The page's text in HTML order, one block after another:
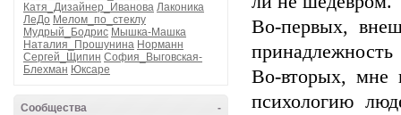
Катя_Дизайнер_Иванова Лаконика
ЛеДо Мелом_по_стеклу
Мудрый_Бодрис Мышка-Машка
Наталия_Прошунина Норманн
Сергей_Щипин София_Выговская-
Блехман Юксаре
-
Сообщества
Во-первых,
Во-вторых, мне
психологию